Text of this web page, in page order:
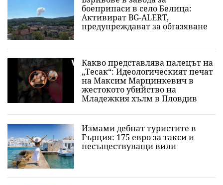
боеприпаси в село Белица:
Активират BG-ALERT,
предупреждават за обгазяване
Какво представлява палецът на
„Тесак“: Идеологическият печат
на Максим Марцинкевич в
жестокото убийство на
Младежкия хълм в Пловдив
Измами дебнат туристите в
Гърция: 175 евро за такси и
несъществуващи вили